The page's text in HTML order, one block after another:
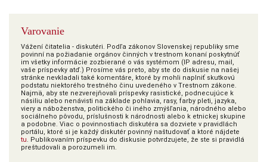
Varovanie
Vážení čitatelia - diskutéri. Podľa zákonov Slovenskej republiky sme
povinní na požiadanie orgánov činných v trestnom konaní poskytnúť
im všetky informácie zozbierané o vás systémom (IP adresu, mail,
vaše príspevky atď.) Prosíme vás preto, aby ste do diskusie na našej
stránke nevkladali také komentáre, ktoré by mohli naplniť skutkovú
podstatu niektorého trestného činu uvedeného v Trestnom zákone.
Najmä, aby ste nezverejňovali príspevky rasistické, podnecujúce k
násiliu alebo nenávisti na základe pohlavia, rasy, farby pleti, jazyka,
viery a náboženstva, politického či iného zmýšľania, národného alebo
sociálneho pôvodu, príslušnosti k národnosti alebo k etnickej skupine
a podobne. Viac o povinnostiach diskutéra sa dozviete v pravidlách
portálu, ktoré si je každý diskutér povinný naštudovať a ktoré nájdete
tu. Publikovaním príspevku do diskusie potvrdzujete, že ste si pravidlá
preštudovali a porozumeli im.